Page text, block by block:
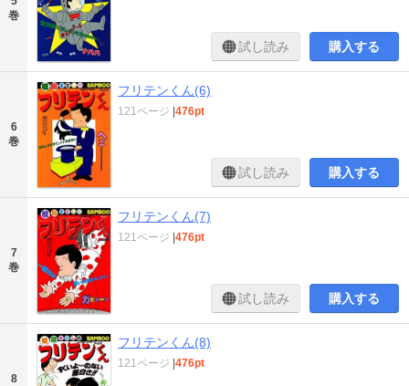
巻
試し読み 購入する
6
巻
フリテンくん(6)
121ページ 476pt
試し読み 購入する
7
巻
フリテンくん(7)
121ページ 476pt
試し読み 購入する
8
フリテンくん(8)
121ページ 476pt